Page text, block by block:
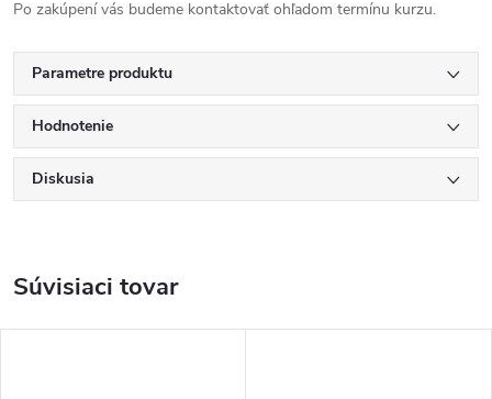
Po zakúpení vás budeme kontaktovať ohľadom termínu kurzu.
Parametre produktu
Hodnotenie
Diskusia
Súvisiaci tovar